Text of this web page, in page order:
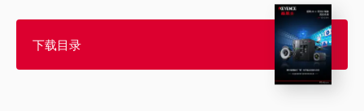
下载目录